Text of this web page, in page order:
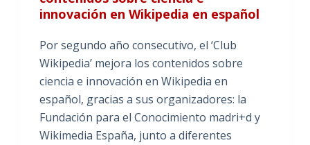
innovación en Wikipedia en español
Por segundo año consecutivo, el ‘Club
Wikipedia’ mejora los contenidos sobre
ciencia e innovación en Wikipedia en
español, gracias a sus organizadores: la
Fundación para el Conocimiento madri+d y
Wikimedia España, junto a diferentes